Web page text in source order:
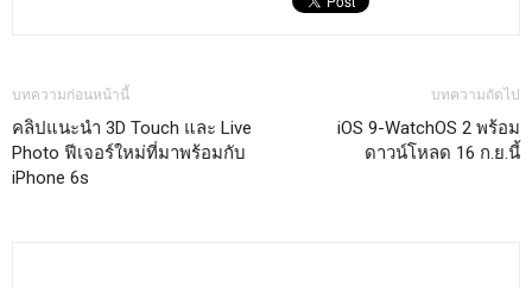
บทความก่อนหน้านี้
คลิปแนะนำ 3D Touch และ Live
Photo ฟีเจอร์ใหม่ที่มาพร้อมกับ
iPhone 6s
บทความถัดไป
iOS 9-WatchOS 2 พร้อม
ดาวน์โหลด 16 ก.ย.นี้